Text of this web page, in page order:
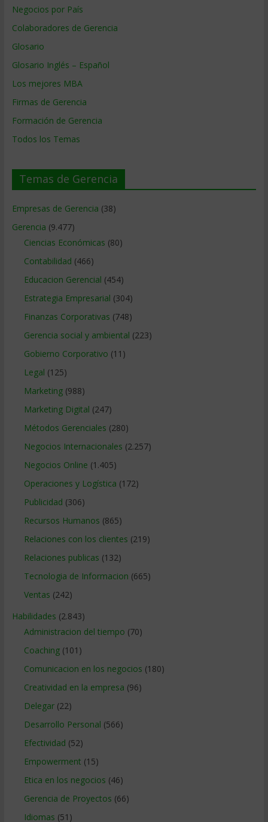
Negocios por País
Colaboradores de Gerencia
Glosario
Glosario Inglés – Español
Los mejores MBA
Firmas de Gerencia
Formación de Gerencia
Todos los Temas
Temas de Gerencia
Empresas de Gerencia (38)
Gerencia (9.477)
Ciencias Económicas (80)
Contabilidad (466)
Educacion Gerencial (454)
Estrategia Empresarial (304)
Finanzas Corporativas (748)
Gerencia social y ambiental (223)
Gobierno Corporativo (11)
Legal (125)
Marketing(988)
Marketing Digital (247)
Métodos Gerenciales (280)
Negocios Internacionales (2.257)
Negocios Online (1.405)
Operaciones y Logística (172)
Publicidad (306)
Recursos Humanos (865)
Relaciones con los clientes (219)
Relaciones publicas (132)
Tecnologia de Informacion (665)
Ventas (242)
Habilidades (2.843)
Administracion del tiempo (70)
Coaching(101)
Comunicacion en los negocios (180)
Creatividad en la empresa (96)
Delegar(22)
Desarrollo Personal (566)
Efectividad (52)
Empowerment (15)
Etica en los negocios (46)
Gerencia de Proyectos (66)
Idiomas (51)